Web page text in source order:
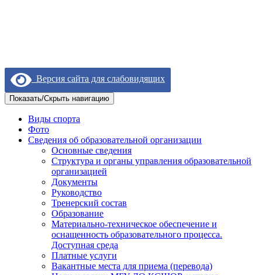
Версия сайта для слабовидящих
Показать/Скрыть навигацию
Виды спорта
Фото
Сведения об образовательной организации
Основные сведения
Структура и органы управления образовательной
организацией
Документы
Руководство
Тренерский состав
Образование
Материально-техническое обеспечение и
оснащенность образовательного процесса.
Доступная среда
Платные услуги
Вакантные места для приема (перевода)